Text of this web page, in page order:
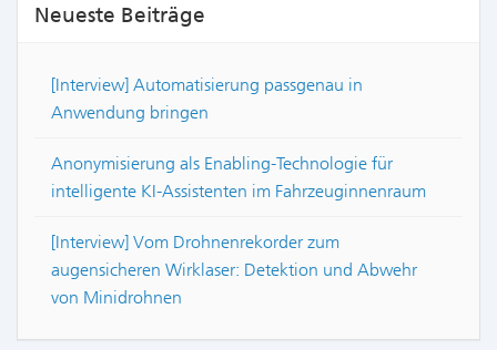
Neueste Beiträge
[Interview] Automatisierung passgenau in
Anwendung bringen
Anonymisierung als Enabling-Technologie für
intelligente KI-Assistenten im Fahrzeuginnenraum
[Interview] Vom Drohnenrekorder zum
augensicheren Wirklaser: Detektion und Abwehr
von Minidrohnen